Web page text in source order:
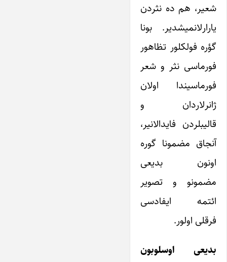
شعیر، هم ده نثردن
یارارلانمیشدیر. بونا
گؤره فولکلور تظاهور
فورماسی نثر و شعر
فورماسیندا اولان
ژانرلاردان و
قالیبلردن فایدالانیر،
آنجاق مضمونا گوره
اونون بدیعی
مضمونو و تصویر
ائتمه ایفادسی
فرقلی اولور.
بدیعی اوسلوبون